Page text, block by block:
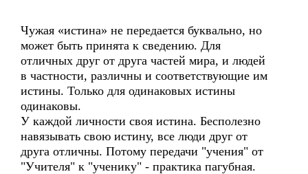
Чужая «истина» не передается буквально, но
может быть принята к сведению. Для
отличных друг от друга частей мира, и людей
в частности, различны и соответствующие им
истины. Только для одинаковых истины
одинаковы.
У каждой личности своя истина. Бесполезно
навязывать свою истину, все люди друг от
друга отличны. Потому передачи "учения" от
"Учителя" к "ученику" - практика пагубная.